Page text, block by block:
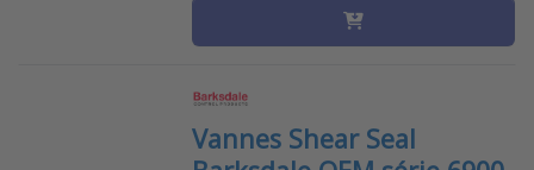
Vannes Shear Seal